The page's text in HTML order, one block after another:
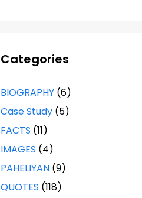
Categories
BIOGRAPHY (6)
Case Study (5)
FACTS (11)
IMAGES (4)
PAHELIYAN (9)
QUOTES (118)